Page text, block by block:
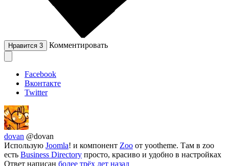
Нравится 3 Комментировать
Facebook
Вконтакте
Twitter
dovan @dovan
Использую Joomla! и компонент Zoo от yootheme. Там в zoo
есть Business Directory просто, красиво и удобно в настройках
Ответ написан более трёх лет назад